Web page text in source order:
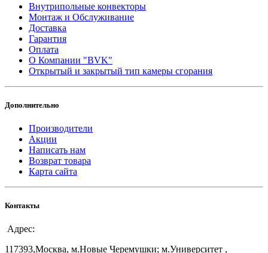
Внутрипольные конвекторы
Монтаж и Обслуживание
Доставка
Гарантия
Оплата
О Компании "BVK"
Открытый и закрытый тип камеры сгорания
Дополнительно
Производители
Акции
Написать нам
Возврат товара
Карта сайта
Контакты
Адрес:
117393,Москва, м.Новые Черемушки; м.Университет ,